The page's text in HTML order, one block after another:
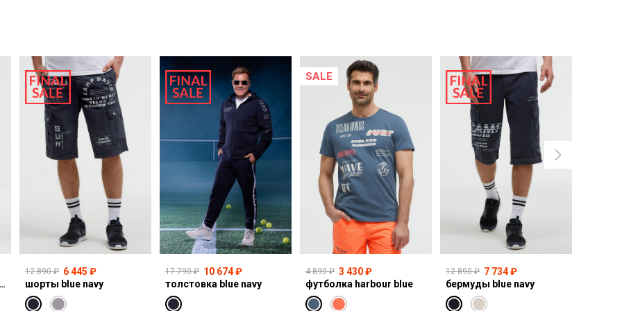
джинсы NI:CO:R611 light vintage print jogg
12 890 ₽ 6 445 ₽
шорты blue navy
17 790 ₽ 10 674 ₽
толстовка blue navy
SALE
4 890 ₽ 3 430 ₽
футболка harbour blue
12 890 ₽ 7 734 ₽
бермуды blue navy